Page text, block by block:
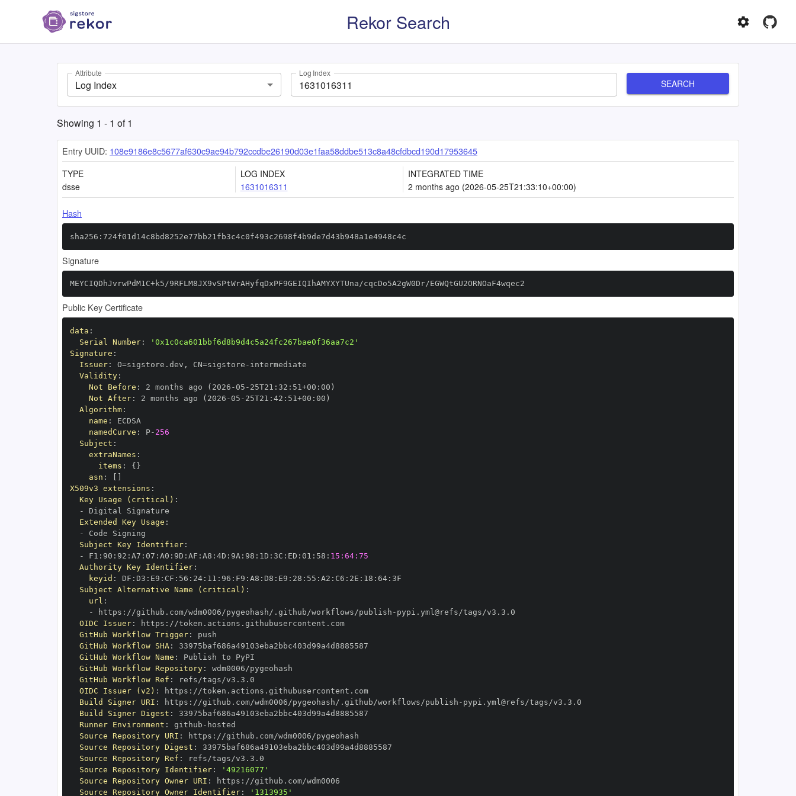
Rekor Search
Attribute
Log Index
Log Index
SEARCH
Showing 1 - 1 of1
Entry UUID: 108e9186e8c5677af630c9ae94b792ccdbe26190d03e1faa58ddbe513c8a48cfdbcd190d17953645
TYPE
dsse
LOG INDEX
1631016311
INTEGRATED TIME
2 months ago (2026-05-25T21:33:10+00:00)
Hash
sha256:724f01d14c8bd8252e77bb21fb3c4c0f493c2698f4b9de7d43b948a1e4948c4c
Signature
MEYCIQDhJvrwPdM1C+k5/9RFLM8JX9vSPtWrAHyfqDxPF9GEIQIhAMYXYTUna/cqcDo5A2gW0Dr/EGWQtGU2ORNOaF4wqec2
Public Key Certificate
data :
Serial Number:
'0x1c0ca601bbf6d8b9d4c5a24fc267bae0f36aa7c2'
Signature :
Issuer: O=sigstore.dev , CN=sigstore -
Validity:
Not Before : 2 months ago (2026 -05 - 25T21 : 32 : 51+00 :
Not After: 2 months ago (2026 -05 - 25T21 : 42 : 51+00 :
Algorithm:
name :
namedCurve : P- 256
Subject :
extraNames :
items : { }
asn :
X509v3 extensions :
Key Usage (critical) :
-
Extended Key Usage :
-
Subject Key Identifier:
-
F1 : 90 : 92 : A7 : 07 : A0 : 9D : AF : A8 : 4D : 9A : 98 : 1D : 3C : ED : 01 : 58 : 15:64:75
Authority Key Identifier:
keyid : DF : D3 : E9 : CF : 56 : 24: 11 : 96 : F9 : A8 : D8 : E9 : 28 : 55 : A2 : C6 : 2E : 18 : 64:
Subject Alternative Name (critical) :
url :
-
https : //github.com/wdm0006/pygeohash/.github/workflows/publish -
OIDC Issuer: https :
//token.actions.githubusercontent.com
GitHub Workflow Trigger:
GitHub Workflow SHA:
GitHub Workflow Name :
GitHub Workflow Repository:
GitHub Workflow Ref :
OIDC Issuer (v2) : https :
//token.actions.githubusercontent.com
Build Signer URI : https : //github.com/wdm0006/pygeohash/.github/workflows/publish -
Build Signer Digest :
Runner Environment : github -
Source Repository URI : https :
Source Repository Digest :
Source Repository Ref :
Source Repository Identifier:
'49216077'
Source Repository Owner URI : https :
Source Repository Owner Identifier: '1313935'